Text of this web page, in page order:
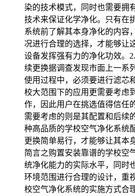
染的技术模式，同时也需要拥
技术来保证化学净化。只有在
系统前了解其本身净化的内容
况进行合理的选择，才能够让
设备发挥强有力的净化功效。
续更换据调查发现市面上一系
使用过程中，必须要进行滤芯
校大范围下的应用更需要考虑
作，因此用户在挑选值得信任
需要考虑的则是其配置和后续
种高品质的学校空气净化系统
更换简单易行，才能够让其本
简言之购置安装靠谱的学校空
统净化能力的实际水平，同时
环境范围进行合理的设计，重
校空气净化系统的实施方式合